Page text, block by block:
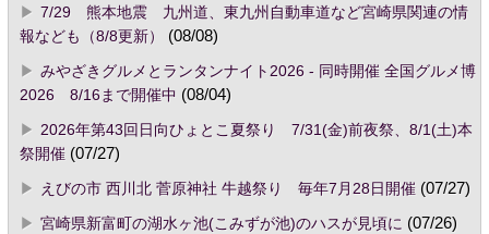
7/29 熊本地震 九州道、東九州自動車道など宮崎県関連の情
報なども（8/8更新）
(08/08)
みやざきグルメとランタンナイト2026 - 同時開催 全国グルメ博
2026 8/16まで開催中 (08/04)
2026年第43回日向ひょとこ夏祭り 7/31(金)前夜祭、8/1(土)本
祭開催(07/27)
えびの市 西川北 菅原神社 牛越祭り 毎年7月28日開催(07/27)
宮崎県新富町の湖水ヶ池(こみずが池)のハスが見頃に (07/26)